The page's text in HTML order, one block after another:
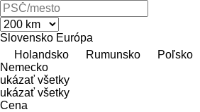
Slovensko Európa
Holandsko
Rumunsko Poľsko
Nemecko
ukázať všetky
ukázať všetky
Cena